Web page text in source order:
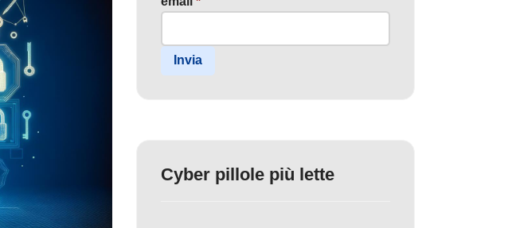
Invia
Cyber pillole più lette